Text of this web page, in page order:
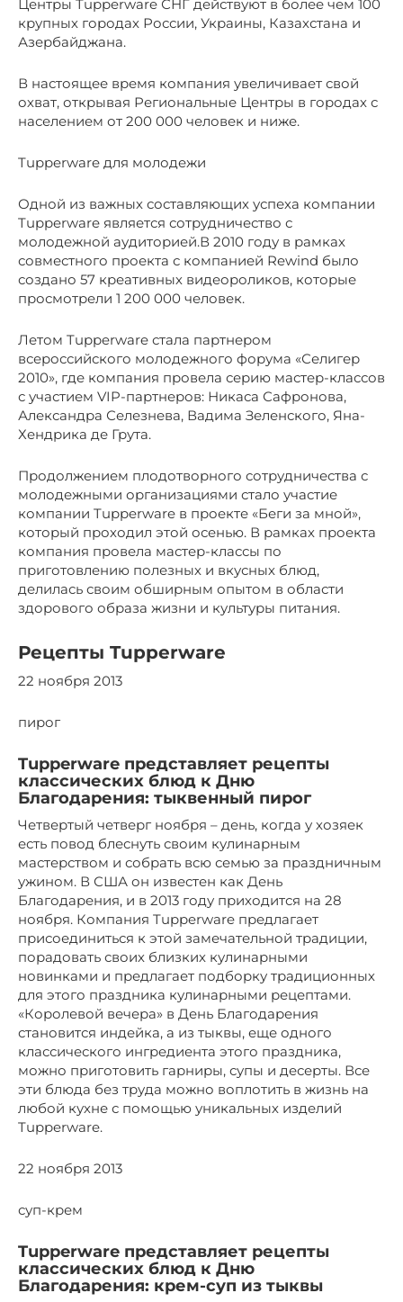
Центры Tupperware СНГ действуют в более чем 100
крупных городах России, Украины, Казахстана и
Азербайджана.
В настоящее время компания увеличивает свой
охват, открывая Региональные Центры в городах с
населением от 200 000 человек и ниже.
Tupperware для молодежи
Одной из важных составляющих успеха компании
Tupperware является сотрудничество с
молодежной аудиторией.В 2010 году в рамках
совместного проекта с компанией Rewind было
создано 57 креативных видеороликов, которые
просмотрели 1 200 000 человек.
Летом Tupperware стала партнером
всероссийского молодежного форума «Селигер
2010», где компания провела серию мастер-классов
с участием VIP-партнеров: Никаса Сафронова,
Александра Селезнева, Вадима Зеленского, Яна-
Хендрика де Грута.
Продолжением плодотворного сотрудничества с
молодежными организациями стало участие
компании Tupperware в проекте «Беги за мной»,
который проходил этой осенью. В рамках проекта
компания провела мастер-классы по
приготовлению полезных и вкусных блюд,
делилась своим обширным опытом в области
здорового образа жизни и культуры питания.
Рецепты Tupperware
22 ноября 2013
пирог
Tupperware представляет рецепты
классических блюд к Дню
Благодарения: тыквенный пирог
Четвертый четверг ноября – день, когда у хозяек
есть повод блеснуть своим кулинарным
мастерством и собрать всю семью за праздничным
ужином. В США он известен как День
Благодарения, и в 2013 году приходится на 28
ноября. Компания Tupperware предлагает
присоединиться к этой замечательной традиции,
порадовать своих близких кулинарными
новинками и предлагает подборку традиционных
для этого праздника кулинарными рецептами.
«Королевой вечера» в День Благодарения
становится индейка, а из тыквы, еще одного
классического ингредиента этого праздника,
можно приготовить гарниры, супы и десерты. Все
эти блюда без труда можно воплотить в жизнь на
любой кухне с помощью уникальных изделий
Tupperware.
22 ноября 2013
суп-крем
Tupperware представляет рецепты
классических блюд к Дню
Благодарения: крем-суп из тыквы